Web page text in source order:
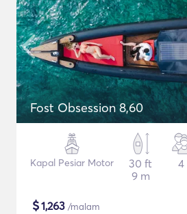
Fost Obsession 8,60
Kapal Pesiar Motor
30 ft
9 m
4
$1,263 /malam